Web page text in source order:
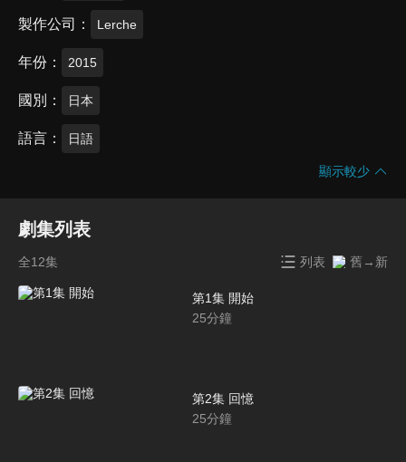
製作公司 Lerche
年份 2015
國別 日本
語言 日語
顯示較少
劇集列表
全12集 列表 舊→新
第1集 開始
25分鐘
第2集 回憶
25分鐘